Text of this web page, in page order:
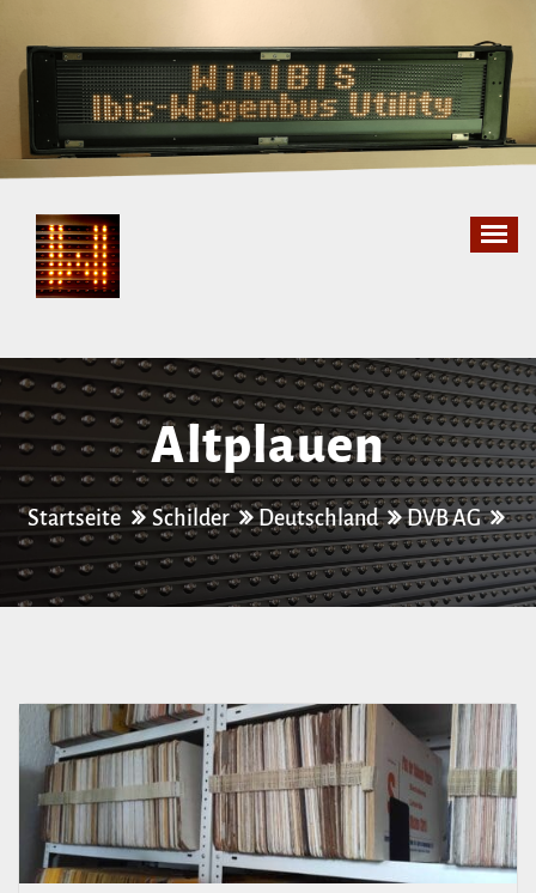
springen
Altplauen
Startseite Schilder Deutschland DVB AG